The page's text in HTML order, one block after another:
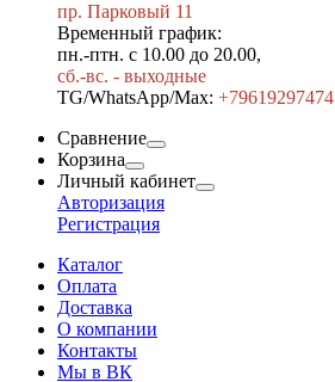
пр. Парковый 11
Временный график:
пн.-птн. с 10.00 до 20.00,
сб.-вс. - выходные
TG/WhatsApp/Max: +79619297474
Сравнение
Корзина
Личный кабинет
Авторизация
Регистрация
Каталог
Оплата
Доставка
О компании
Контакты
Мы в ВК